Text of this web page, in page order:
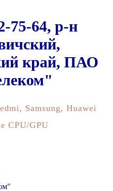
75-64, р-н
край, ПАО
Samsung, Huawei
CPU/GPU